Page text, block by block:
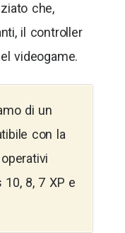
che,
il controller
videogame.
di un
con la
8, 7 XP e